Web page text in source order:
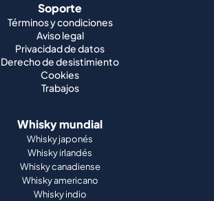
Soporte
Términos y condiciones
Aviso legal
Privacidad de datos
Derecho de desistimiento
Cookies
Trabajos
Whisky mundial
Whisky japonés
Whisky irlandés
Whisky canadiense
Whisky americano
Whisky indio